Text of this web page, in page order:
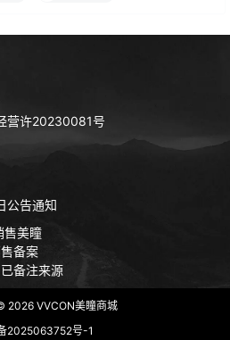
营许20230081号
公告通知
售美瞳
备案
备注来源
2026VVCON美瞳商城
2025063752号-1